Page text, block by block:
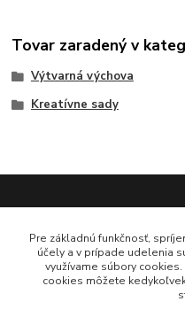
Tovar zaradený v
Výtvarná výchova
Kreatívne sady
Platobná brána
Pre základnú funkčnosť,
účely a v prípade udelenia
využívame súbory
cookies môžete